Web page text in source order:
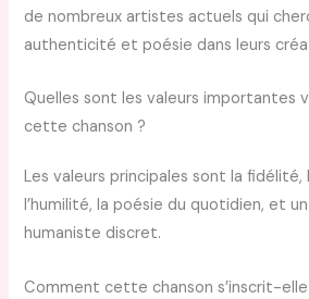
de nombreux artistes actuels qui
authenticité et poésie dans leurs
Quelles sont les valeurs importantes
cette chanson ?
Les valeurs principales sont la fidélité,
l’humilité, la poésie du quotidien, et
humaniste discret.
Comment cette chanson s’inscrit-